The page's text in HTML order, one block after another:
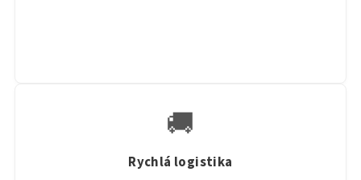
🚚
Rychlá logistika